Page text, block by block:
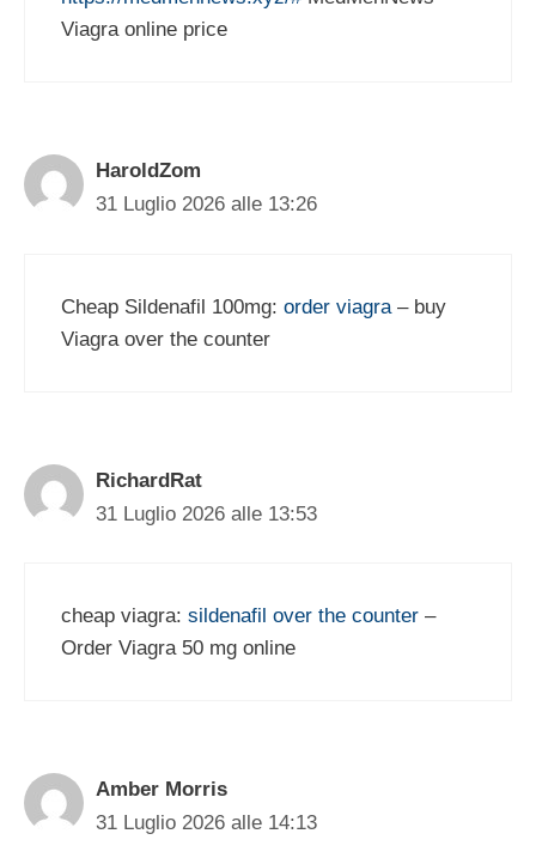
Viagra online price
HaroldZom
31 Luglio 2026 alle 13:26
Cheap Sildenafil 100mg: order viagra – buy
Viagra over the counter
RichardRat
31 Luglio 2026 alle 13:53
cheap viagra: sildenafil over the counter –
Order Viagra 50 mg online
Amber Morris
31 Luglio 2026 alle 14:13